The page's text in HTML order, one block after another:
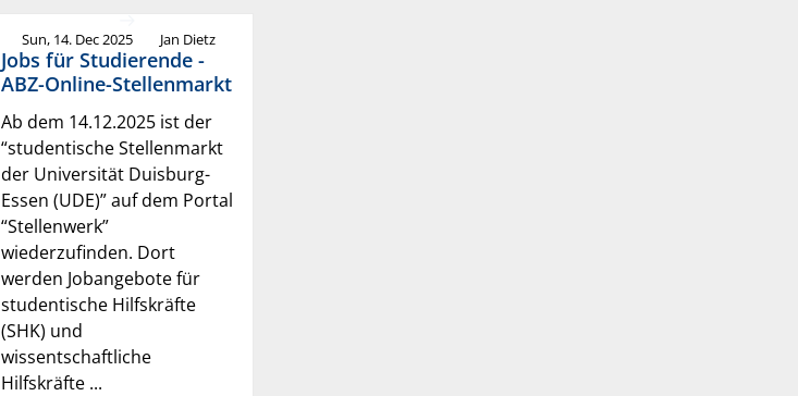
Sun, 14. Dec 2025 Jan Dietz
Jobs für Studierende -
ABZ-Online-Stellenmarkt
Ab dem 14.12.2025 ist der
“studentische Stellenmarkt
der Universität Duisburg-
Essen (UDE)” auf dem Portal
“Stellenwerk”
wiederzufinden. Dort
werden Jobangebote für
studentische Hilfskräfte
(SHK) und
wissentschaftliche
Hilfskräfte ...